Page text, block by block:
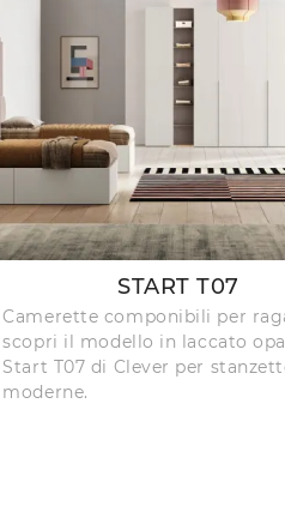
START T07
Camerette componibili per
scopri il modello in laccato
Start T07 di Clever per
moderne.